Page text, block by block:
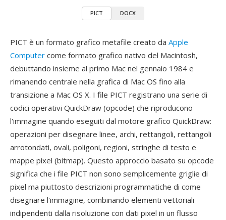
PICT DOCX
PICT è un formato grafico metafile creato da Apple
Computer come formato grafico nativo del Macintosh,
debuttando insieme al primo Mac nel gennaio 1984 e
rimanendo centrale nella grafica di Mac OS fino alla
transizione a Mac OS X. I file PICT registrano una serie di
codici operativi QuickDraw (opcode) che riproducono
l'immagine quando eseguiti dal motore grafico QuickDraw:
operazioni per disegnare linee, archi, rettangoli, rettangoli
arrotondati, ovali, poligoni, regioni, stringhe di testo e
mappe pixel (bitmap). Questo approccio basato su opcode
significa che i file PICT non sono semplicemente griglie di
pixel ma piuttosto descrizioni programmatiche di come
disegnare l'immagine, combinando elementi vettoriali
indipendenti dalla risoluzione con dati pixel in un flusso